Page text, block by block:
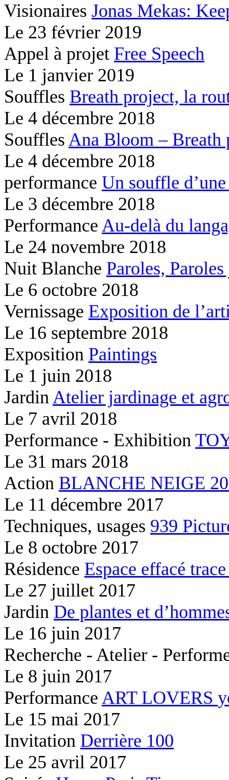
Visionaires Jonas Mekas:
Le 23 février 2019
Appel à projet Free Speech
Le 1 janvier 2019
Souffles Breath project, la
Le 4 décembre 2018
Souffles Ana Bloom –
Le 4 décembre 2018
performance Un souffle
Le 3 décembre 2018
Performance Au-delà du
Le 24 novembre 2018
Nuit Blanche Paroles,
Le 6 octobre 2018
Vernissage Exposition de
Le 16 septembre 2018
Exposition Paintings
Le 1 juin 2018
JardinAtelier jardinage et
Le 7 avril 2018
Performance - Exhibition
Le 31 mars 2018
Action BLANCHE NEIGE
Le 11 décembre 2017
Techniques, usages 939
Le 8 octobre 2017
Résidence Espace effacé
Le 27 juillet 2017
Jardin De plantes et
Le 16 juin 2017
Recherche - Atelier -
Le 8 juin 2017
Performance ART LOVERS
Le 15 mai 2017
Invitation Derrière 100
Le 25 avril 2017